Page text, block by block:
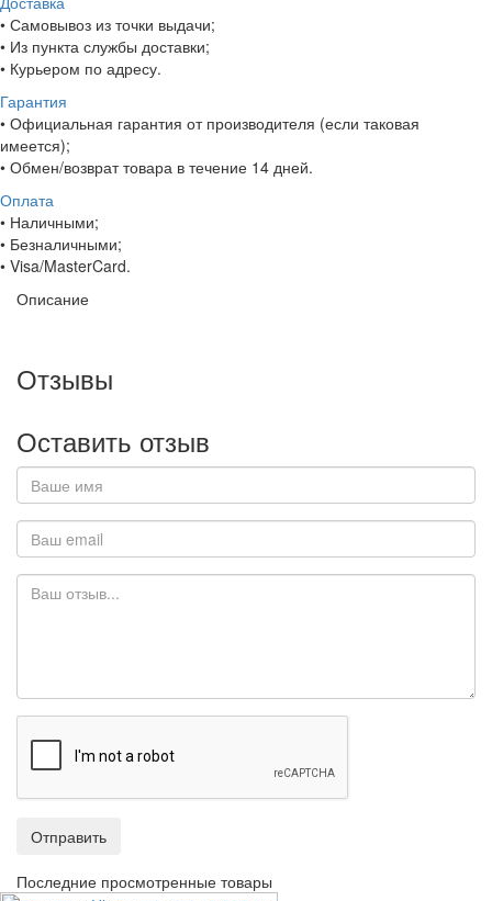
• Самовывоз из точки выдачи;
• Из пункта службы доставки;
• Курьером по адресу.
Гарантия
• Официальная гарантия от производителя (если таковая
имеется);
• Обмен/возврат товара в течение 14 дней.
Оплата
• Наличными;
• Безналичными;
• Visa/MasterCard.
Описание
Отзывы
Оставить отзыв
Отправить
Последние просмотренные товары